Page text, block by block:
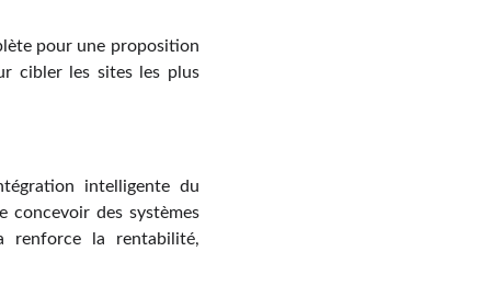
pour une proposition
cibler les sites les plus
intelligente du
concevoir des systèmes
renforce la rentabilité,